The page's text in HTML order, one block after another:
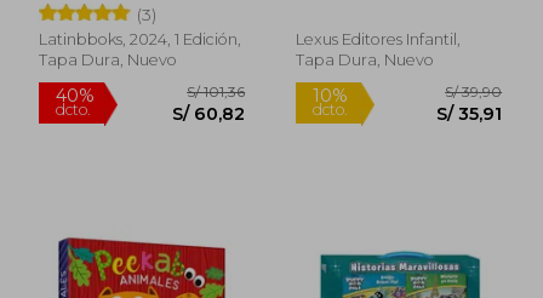
40%
dcto. S/ 67,18
30%
dcto.
(3)
Latinbboks, 2024, 1 Edición,
Tapa Dura, Nuevo
Lexus Editores Infantil,
Tapa Dura, Nuevo